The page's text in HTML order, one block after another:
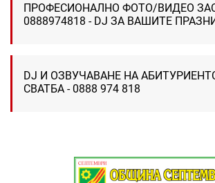
ПРОФЕСИОНАЛНО ФОТО/ВИДЕО
0888974818 - DJ ЗА ВАШИТЕ
DJ И ОЗВУЧАВАНЕ НА
СВАТБА - 0888 974 818